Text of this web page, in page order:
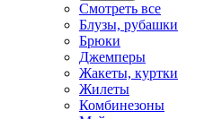
Смотреть все
Блузы, рубашки
Брюки
Джемперы
Жакеты, куртки
Жилеты
Комбинезоны